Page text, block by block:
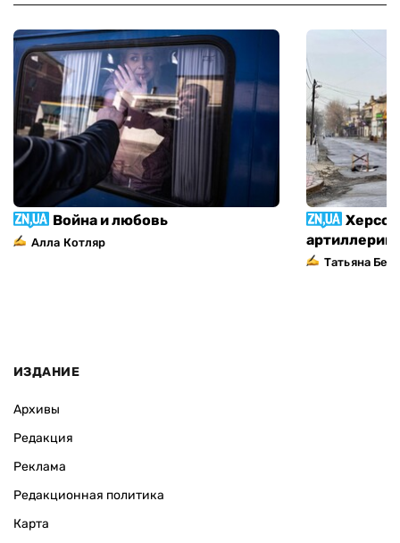
Война и любовь
Алла Котляр
Татьяна
ИЗДАНИЕ
Архивы
Редакция
Реклама
Редакционная политика
Карта